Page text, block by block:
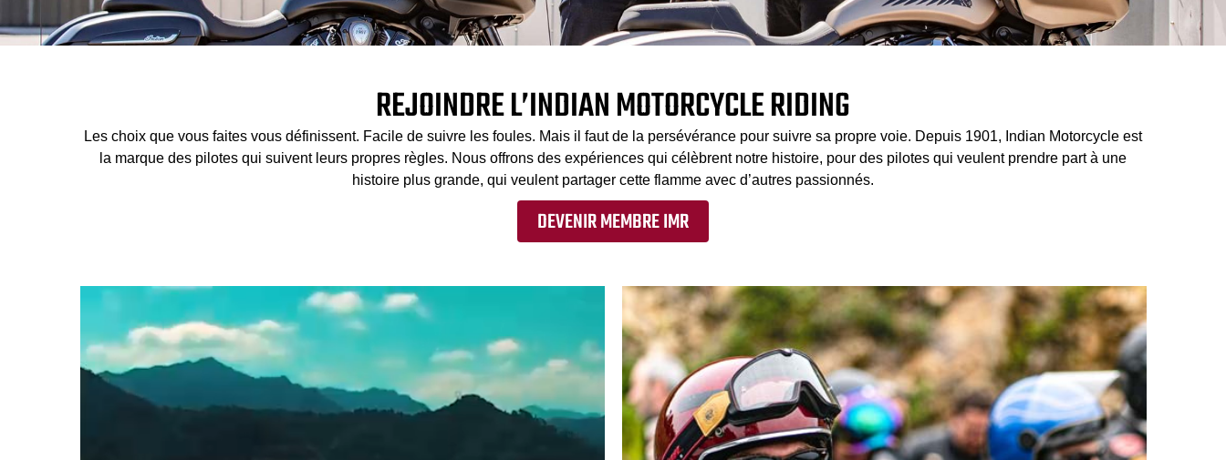
REJOINDRE L’INDIAN MOTORCYCLE RIDING
Les choix que vous faites vous définissent. Facile de suivre les foules. Mais il faut de la persévérance pour suivre sa propre voie. Depuis 1901, Indian Motorcycle est
la marque des pilotes qui suivent leurs propres règles. Nous offrons des expériences qui célèbrent notre histoire, pour des pilotes qui veulent prendre part à une
histoire plus grande, qui veulent partager cette flamme avec d’autres passionnés.
DEVENIR MEMBRE IMR